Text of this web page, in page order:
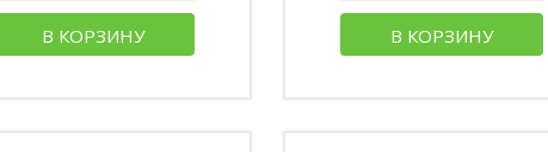
В КОРЗИНУ В КОРЗИНУ